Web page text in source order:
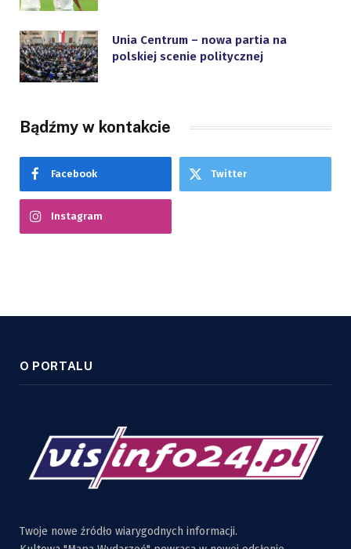
Unia Centrum – nowa partia na
polskiej scenie politycznej
Bądźmy w kontakcie
Facebook Twitter
Instagram
O PORTALU
Twoje nowe źródło wiarygodnych informacji.